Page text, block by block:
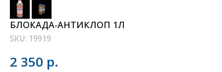
БЛОКАДА-АНТИКЛОП 1Л
SKU: 19919
2 350 р.